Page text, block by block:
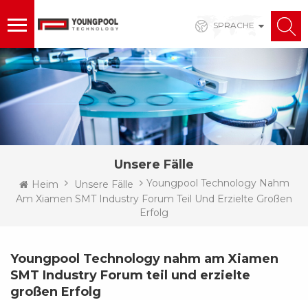
SPRACHE
Unsere Fälle
Heim Unsere Fälle
Youngpool Technology Nahm
Am Xiamen SMT Industry Forum Teil Und Erzielte Großen
Erfolg
Youngpool Technology nahm am Xiamen
SMT Industry Forum teil und erzielte
großen Erfolg